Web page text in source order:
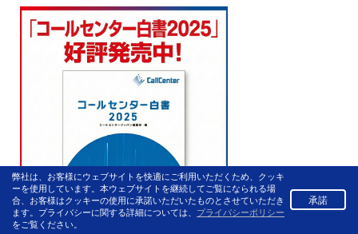
弊社は、お客様にウェブサイトを快適にご利用いただくため、クッキ
ーを使用しています。本ウェブサイトを継続してご覧になられる場
合、お客様はクッキーの使用に承諾いただいたものとさせていただき
ます。プライバシーに関する詳細については、 プライバシーポリシー
をご覧ください。
承諾